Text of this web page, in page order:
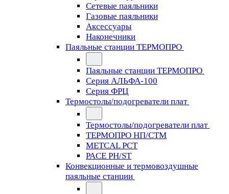
Сетевые паяльники
Газовые паяльники
Аксессуары
Наконечники
Паяльные станции ТЕРМОПРО
Паяльные станции ТЕРМОПРО
Серия АЛЬФА-100
Серия ФРЦ
Термостолы/подогреватели плат
Термостолы/подогреватели плат
ТЕРМОПРО НП/СТМ
METCAL PCT
PACE PH/ST
Конвекционные и термовоздушные
паяльные станции